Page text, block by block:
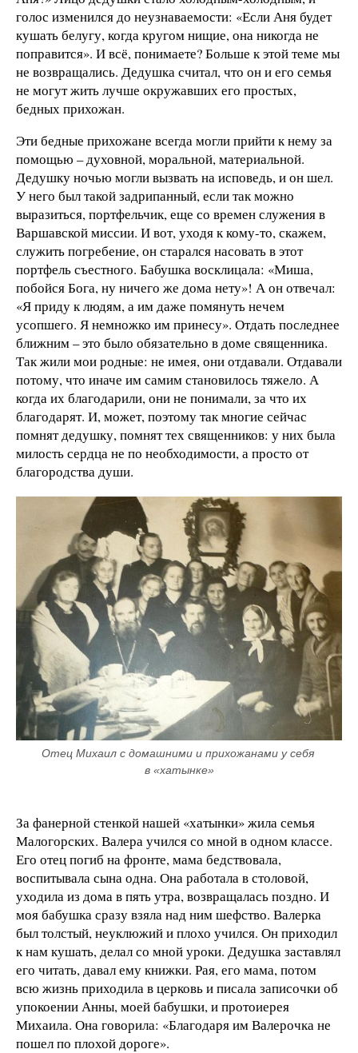
голос изменился до неузнаваемости: «Если Аня будет
кушать белугу, когда кругом нищие, она никогда не
поправится». И всё, понимаете? Больше к этой теме мы
не возвращались. Дедушка считал, что он и его семья
не могут жить лучше окружавших его простых,
бедных прихожан.
Эти бедные прихожане всегда могли прийти к нему за
помощью – духовной, моральной, материальной.
Дедушку ночью могли вызвать на исповедь, и он шел.
У него был такой задрипанный, если так можно
выразиться, портфельчик, еще со времен служения в
Варшавской миссии. И вот, уходя к кому-то, скажем,
служить погребение, он старался насовать в этот
портфель съестного. Бабушка восклицала: «Миша,
побойся Бога, ну ничего же дома нету»! А он отвечал:
«Я приду к людям, а им даже помянуть нечем
усопшего. Я немножко им принесу». Отдать последнее
ближним – это было обязательно в доме священника.
Так жили мои родные: не имея, они отдавали. Отдавали
потому, что иначе им самим становилось тяжело. А
когда их благодарили, они не понимали, за что их
благодарят. И, может, поэтому так многие сейчас
помнят дедушку, помнят тех священников: у них была
милость сердца не по необходимости, а просто от
благородства души.
Отец Михаил с домашними и прихожанами у себя
в «хатынке»
За фанерной стенкой нашей «хатынки» жила семья
Малогорских. Валера учился со мной в одном классе.
Его отец погиб на фронте, мама бедствовала,
воспитывала сына одна. Она работала в столовой,
уходила из дома в пять утра, возвращалась поздно. И
моя бабушка сразу взяла над ним шефство. Валерка
был толстый, неуклюжий и плохо учился. Он приходил
к нам кушать, делал со мной уроки. Дедушка заставлял
его читать, давал ему книжки. Рая, его мама, потом
всю жизнь приходила в церковь и писала записочки об
упокоении Анны, моей бабушки, и протоиерея
Михаила. Она говорила: «Благодаря им Валерочка не
пошел по плохой дороге».